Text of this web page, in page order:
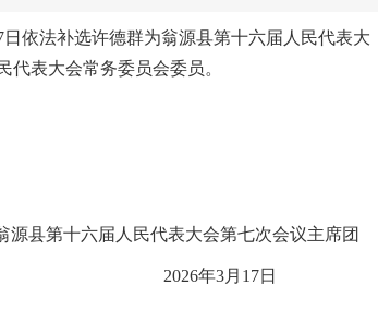
依法补选许德群为翁源县第十六届人民代表大
表大会常务委员会委员。
源县第十六届人民代表大会第七次会议主席团
2026年3月17日